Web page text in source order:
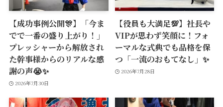
【成功事例公開🎊】「今ま
でで一番の盛り上がり！」
プレッシャーから解放され
た幹事様からのリアルな感
謝の声😭✨
2026年7月30日
【役員も大満足💯】社長や
VIPが思わず笑顔に！フォ
ーマルな式典でも品格を保
つ「一流のおもてなし」✨
2026年7月28日